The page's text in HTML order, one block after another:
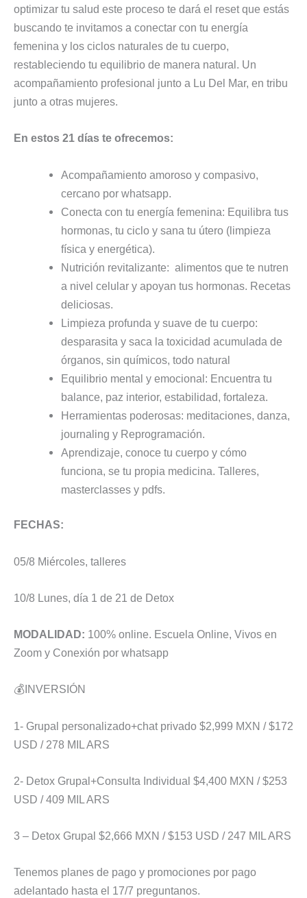
optimizar tu salud este proceso te dará el reset que estás
buscando te invitamos a conectar con tu energía
femenina y los ciclos naturales de tu cuerpo,
restableciendo tu equilibrio de manera natural. Un
acompañamiento profesional junto a Lu Del Mar, en tribu
junto a otras mujeres.
En estos 21 días te ofrecemos:
Acompañamiento amoroso y compasivo,
cercano por whatsapp.
Conecta con tu energía femenina: Equilibra tus
hormonas, tu ciclo y sana tu útero (limpieza
física y energética).
Nutrición revitalizante: alimentos que te nutren
a nivel celular y apoyan tus hormonas. Recetas
deliciosas.
Limpieza profunda y suave de tu cuerpo:
desparasita y saca la toxicidad acumulada de
órganos, sin químicos, todo natural
Equilibrio mental y emocional: Encuentra tu
balance, paz interior, estabilidad, fortaleza.
Herramientas poderosas: meditaciones, danza,
journaling y Reprogramación.
Aprendizaje, conoce tu cuerpo y cómo
funciona, se tu propia medicina. Talleres,
masterclasses y pdfs.
FECHAS:
05/8 Miércoles, talleres
10/8 Lunes, día 1 de 21 de Detox
MODALIDAD: 100% online. Escuela Online, Vivos en
Zoom y Conexión por whatsapp
💰INVERSIÓN
1- Grupal personalizado+chat privado $2,999 MXN / $172
USD / 278 MIL ARS
2- Detox Grupal+Consulta Individual $4,400 MXN / $253
USD / 409 MIL ARS
3 – Detox Grupal $2,666 MXN / $153 USD / 247 MIL ARS
Tenemos planes de pago y promociones por pago
adelantado hasta el 17/7 preguntanos.